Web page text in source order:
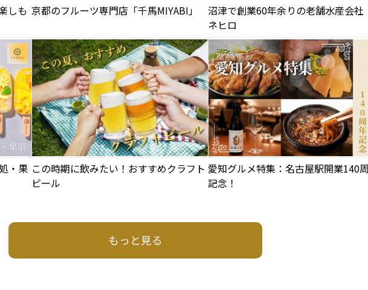
しも 京都のフルーツ専門店「千馬MIYABI」
沼津で創業60年余りの老舗水産会社
ネヒロ
・果 この時期に飲みたい！おすすめクラフト
ビール
愛知グルメ特集：名古屋駅開業140
記念！
もっと見る